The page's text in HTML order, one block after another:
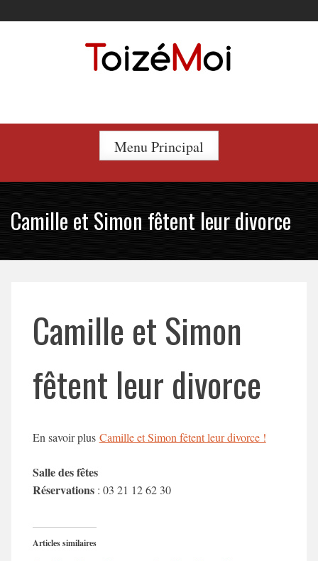
to
Menu Principal
Camille et Simon fêtent leur divorce
Camille et Simon
fêtent leur divorce
En savoir plus Camille et Simon fêtent leur divorce !
Salle des fêtes
Réservations: 03 21 12 62 30
Articles similaires